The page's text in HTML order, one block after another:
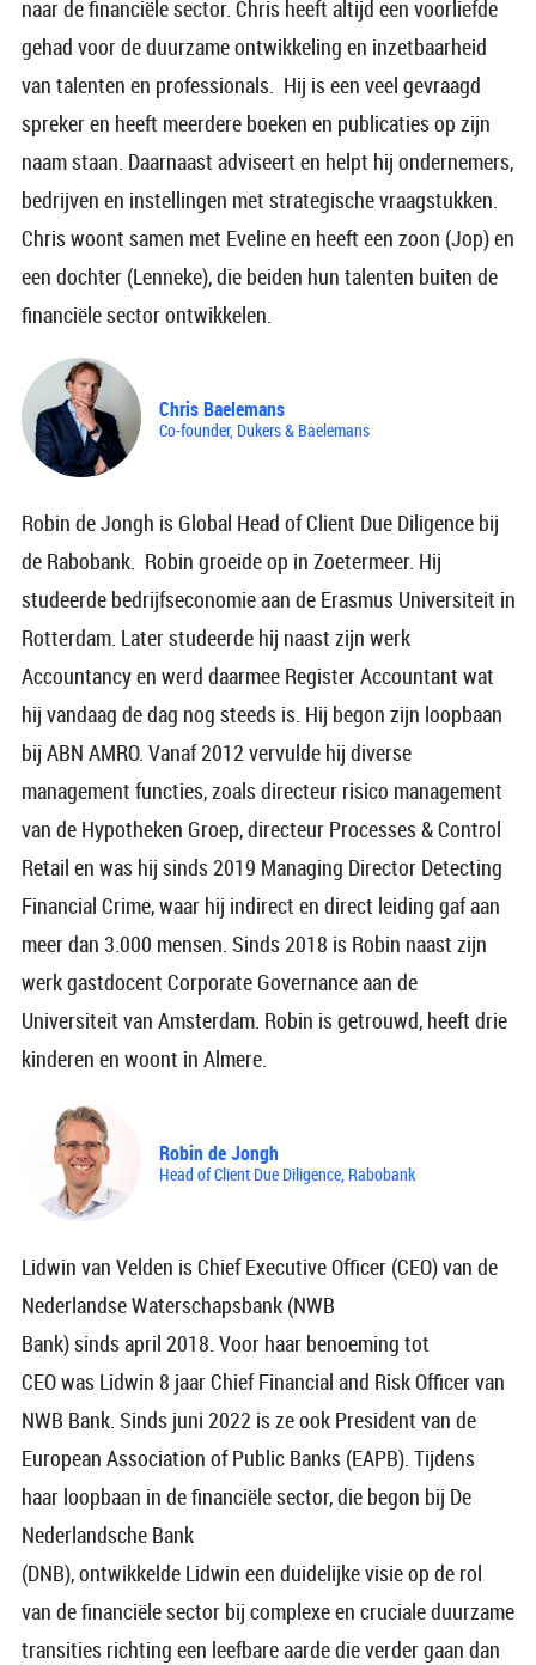
naar de financiële sector. Chris heeft altijd een voorliefde
gehad voor de duurzame ontwikkeling en inzetbaarheid
van talenten en professionals. Hij is een veel gevraagd
spreker en heeft meerdere boeken en publicaties op zijn
naam staan. Daarnaast adviseert en helpt hij ondernemers,
bedrijven en instellingen met strategische vraagstukken.
Chris woont samen met Eveline en heeft een zoon (Jop) en
een dochter (Lenneke), die beiden hun talenten buiten de
financiële sector ontwikkelen.
Chris Baelemans
Co-founder, Dukers & Baelemans
Robin de Jongh is Global Head of Client Due Diligence bij
de Rabobank. Robin groeide op in Zoetermeer. Hij
studeerde bedrijfseconomie aan de Erasmus Universiteit in
Rotterdam. Later studeerde hij naast zijn werk
Accountancy en werd daarmee Register Accountant wat
hij vandaag de dag nog steeds is. Hij begon zijn loopbaan
bij ABN AMRO. Vanaf 2012 vervulde hij diverse
management functies, zoals directeur risico management
van de Hypotheken Groep, directeur Processes & Control
Retail en was hij sinds 2019 Managing Director Detecting
Financial Crime, waar hij indirect en direct leiding gaf aan
meer dan 3.000 mensen. Sinds 2018 is Robin naast zijn
werk gastdocent Corporate Governance aan de
Universiteit van Amsterdam. Robin is getrouwd, heeft drie
kinderen en woont in Almere.
Robin de Jongh
Head of Client Due Diligence, Rabobank
Lidwin van Velden is Chief Executive Officer (CEO) van de
Nederlandse Waterschapsbank (NWB
Bank) sinds april 2018. Voor haar benoeming tot
CEO was Lidwin 8 jaar Chief Financial and Risk Officer van
NWB Bank. Sinds juni 2022 is ze ook President van de
European Association of Public Banks (EAPB). Tijdens
haar loopbaan in de financiële sector, die begon bij De
Nederlandsche Bank
(DNB), ontwikkelde Lidwin een duidelijke visie op de rol
van de financiële sector bij complexe en cruciale duurzame
transities richting een leefbare aarde die verder gaan dan